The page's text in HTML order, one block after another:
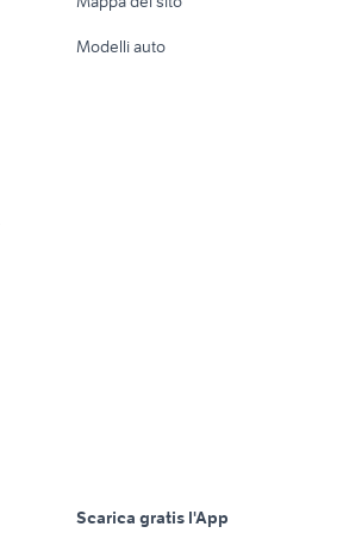
Loft, mansarde e
Modelli auto
Scarica gratis l'App